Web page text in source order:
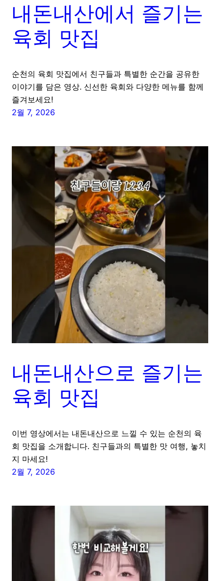
내돈내산에서 즐기는
육회 맛집
순천의 육회 맛집에서 친구들과 특별한 순간을 공유한
이야기를 담은 영상. 신선한 육회와 다양한 메뉴를 함께
즐겨보세요!
2월 7, 2026
내돈내산으로 즐기는
육회 맛집
이번 영상에서는 내돈내산으로 느낄 수 있는 순천의 육
회 맛집을 소개합니다. 친구들과의 특별한 맛 여행, 놓치
지 마세요!
2월 7, 2026